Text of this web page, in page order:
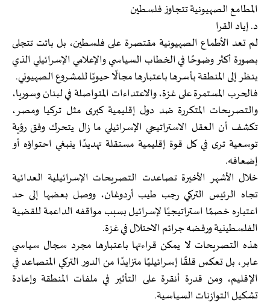
المطامع الصهيونية تتجاوز فلسطين
د. إياد القرا
لم تعد الأطماع الصهيونية مقتصرة على فلسطين، بل باتت تتجلى
بصورة أكثر وضوحًا في الخطاب السياسي والإعلامي الإسرائيلي الذي
ينظر إلى المنطقة بأسرها باعتبارها مجالًا حيويًا للمشروع الصهيوني.
فالحرب المستمرة على غزة، والاعتداءات المتواصلة في لبنان وسوريا،
والتصريحات المتكررة ضد دول إقليمية كبرى مثل تركيا ومصر،
تكشف أن العقل الاستراتيجي الإسرائيلي ما زال يتحرك وفق رؤية
توسعية ترى في كل قوة إقليمية مستقلة تهديدًا ينبغي احتواؤه أو
إضعافه.
خلال الأشهر الأخيرة تصاعدت التصريحات الإسرائيلية العدائية
تجاه الرئيس التركي رجب طيب أردوغان، ووصل بعضها إلى حد
اعتباره خصمًا استراتيجيًا لإسرائيل بسبب مواقفه الداعمة للقضية
الفلسطينية ورفضه جرائم الاحتلال في غزة.
هذه التصريحات لا يمكن قراءتها باعتبارها مجرد سجال سياسي
عابر، بل تعكس قلقًا إسرائيليًا متزايدًا من الدور التركي المتصاعد في
الإقليم، ومن قدرة أنقرة على التأثير في ملفات المنطقة وإعادة
تشكيل التوازنات السياسية.